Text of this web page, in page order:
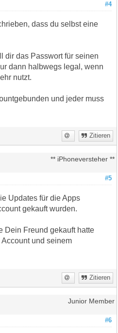
#4
dass du selbst eine
dir das Passwort für seinen
dann halbwegs legal, wenn
nutzt.
und jeder muss
Zitieren
** iPhoneversteher **
#5
Updates für die Apps
gekauft wurden.
Dein Freund gekauft hatte
und seinem
Zitieren
Junior Member
#6